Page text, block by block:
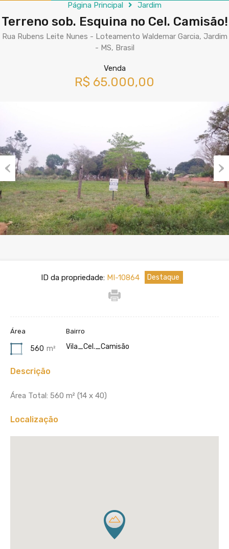
Página Principal Jardim
Terreno sob. Esquina no Cel. Camisão!
Rua Rubens Leite Nunes - Loteamento Waldemar Garcia, Jardim
- MS, Brasil
Venda
R$ 65.000,00
Previous
ID da propriedade: MI-10864
Área
560 m²
Bairro
Vila_Cel._Camisão
Descrição
Área Total: 560 m² (14 x 40)
Localização